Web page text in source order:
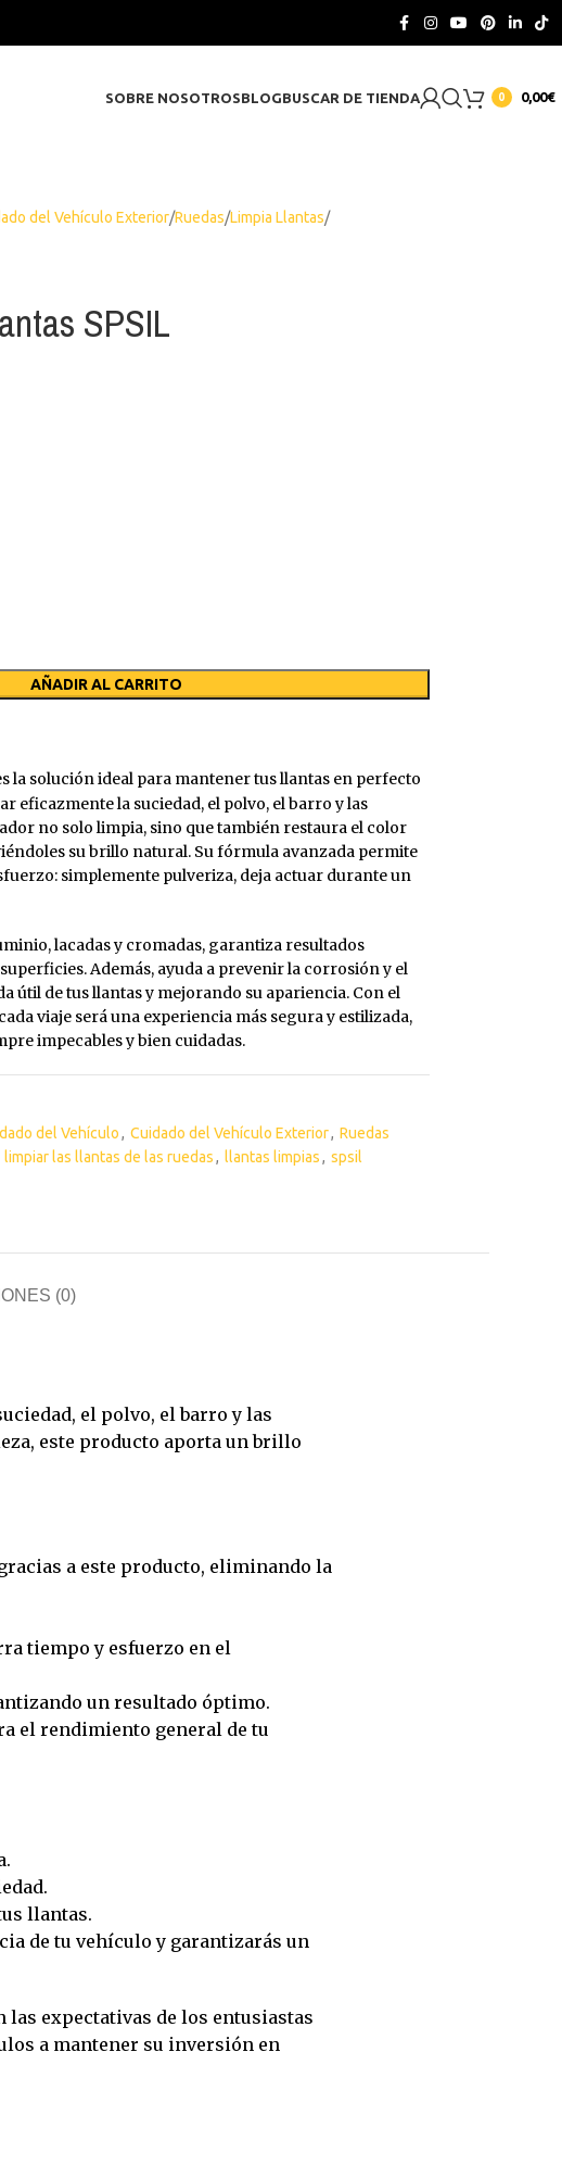
PLÁSTICA
Interior
Interior y Exterior
Interior y Exterior PREMIUM
TRATAMIENTO MADERA
FAROS FRENOS
SOBRE NOSOTROSBLOGBUSCAR DE TIENDA 0 0,00€
del Vehículo Exterior Ruedas Limpia Llantas
SPSIL
AÑADIR AL CARRITO
la solución ideal para mantener tus llantas en perfecto
eficazmente la suciedad, el polvo, el barro y las
no solo limpia, sino que también restaura el color
su brillo natural. Su fórmula avanzada permite
simplemente pulveriza, deja actuar durante un
lacadas y cromadas, garantiza resultados
Además, ayuda a prevenir la corrosión y el
útil de tus llantas y mejorando su apariencia. Con el
viaje será una experiencia más segura y estilizada,
impecables y bien cuidadas.
del Vehículo, Cuidado del Vehículo Exterior, Ruedas
limpiar las llantas de las ruedas, llantas limpias, spsil
(0)
el polvo, el barro y las
este producto aporta un brillo
a este producto, eliminando la
tiempo y esfuerzo en el
un resultado óptimo.
el rendimiento general de tu
llantas.
de tu vehículo y garantizarás un
las expectativas de los entusiastas
a mantener su inversión en